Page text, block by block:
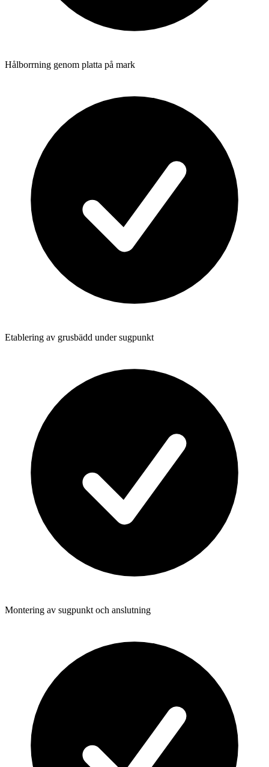
Hålborrning genom platta på mark
Etablering av grusbädd under sugpunkt
Montering av sugpunkt och anslutning